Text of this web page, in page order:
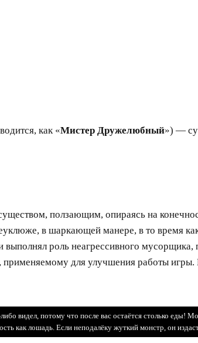
как «Мистер Дружелюбный») —
ползающим, опираясь на
в шаркающей манере, в то время
роль неагрессивного
для улучшения работы
видел, потому что после вас остаётся столько еды!
как лошадь. Если неподалёку жуткий монстр, он